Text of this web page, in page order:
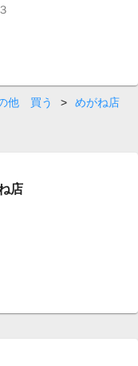
他 買う >
めがね店
店